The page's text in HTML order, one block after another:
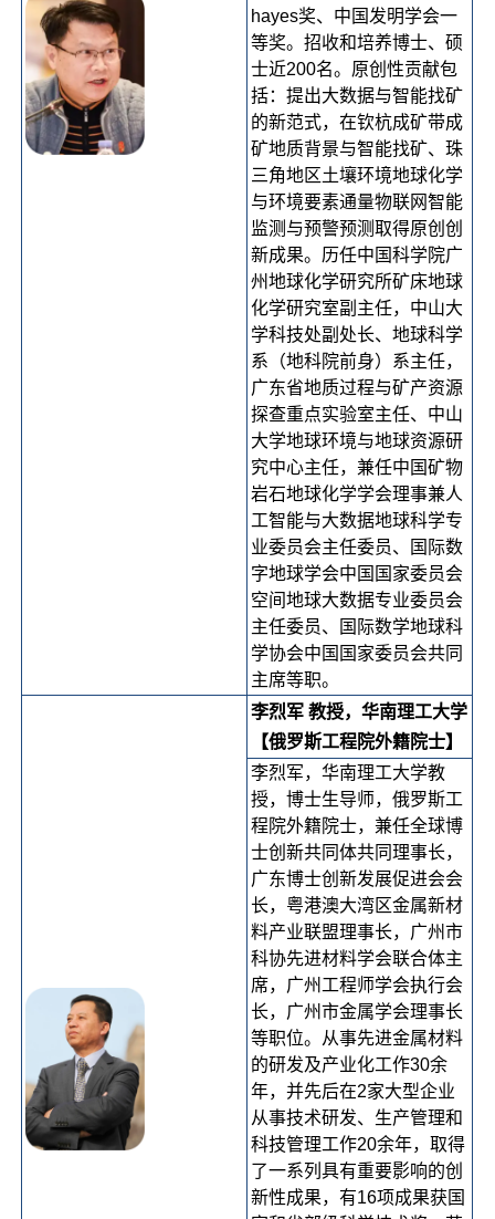
hayes奖、中国发明学会一
等奖。招收和培养博士、硕
士近200名。原创性贡献包
括：提出大数据与智能找矿
的新范式，在钦杭成矿带成
矿地质背景与智能找矿、珠
三角地区土壤环境地球化学
与环境要素通量物联网智能
监测与预警预测取得原创创
新成果。历任中国科学院广
州地球化学研究所矿床地球
化学研究室副主任，中山大
学科技处副处长、地球科学
系（地科院前身）系主任，
广东省地质过程与矿产资源
探查重点实验室主任、中山
大学地球环境与地球资源研
究中心主任，兼任中国矿物
岩石地球化学学会理事兼人
工智能与大数据地球科学专
业委员会主任委员、国际数
字地球学会中国国家委员会
空间地球大数据专业委员会
主任委员、国际数学地球科
学协会中国国家委员会共同
主席等职。
李烈军 教授，华南理工大学
【俄罗斯工程院外籍院士】
李烈军，华南理工大学教
授，博士生导师，俄罗斯工
程院外籍院士，兼任全球博
士创新共同体共同理事长，
广东博士创新发展促进会会
长，粤港澳大湾区金属新材
料产业联盟理事长，广州市
科协先进材料学会联合体主
席，广州工程师学会执行会
长，广州市金属学会理事长
等职位。从事先进金属材料
的研发及产业化工作30余
年，并先后在2家大型企业
从事技术研发、生产管理和
科技管理工作20余年，取得
了一系列具有重要影响的创
新性成果，有16项成果获国